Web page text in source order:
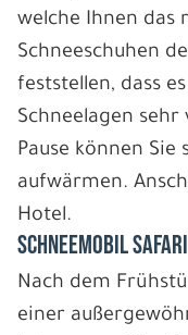
welche Ihnen das
Schneeschuhen
feststellen, dass
Schneelagen
Pause können
aufwärmen.
Hotel.
SCHNEEMOBIL
Nach dem
einer